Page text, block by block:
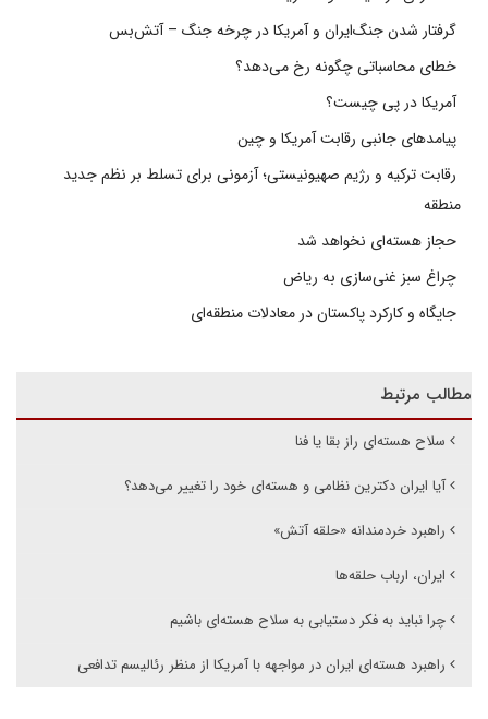
گرفتار شدن جنگ‌ایران و آمریکا در چرخه جنگ – آتش‌بس
خطای محاسباتی چگونه رخ می‌دهد؟
آمریکا در پی چیست؟
پیامدهای جانبی رقابت آمریکا و چین
رقابت ترکیه و رژیم صهیونیستی؛ آزمونی برای تسلط بر نظم جدید
منطقه
حجاز هسته‌ای نخواهد شد
چراغ سبز غنی‌سازی به ریاض
جایگاه و کارکرد پاکستان در معادلات منطقه‌ای
مطالب مرتبط
سلاح هسته‌ای راز بقا یا فنا
آیا ایران دکترین نظامی و هسته‌ای خود را تغییر می‌دهد؟
راهبرد خردمندانه «حلقه آتش»
ایران، ارباب حلقه‌ها
چرا نباید به فکر دستیابی به سلاح هسته‌ای باشیم
راهبرد هسته‌ای ایران در مواجهه با آمریکا از منظر رئالیسم تدافعی